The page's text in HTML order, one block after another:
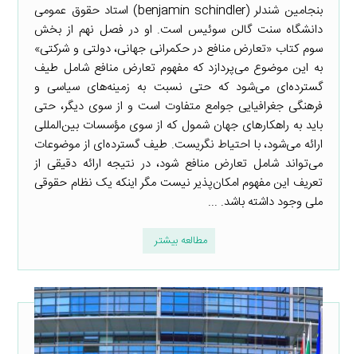
بنجامین شندلر (benjamin schindler) استاد حقوق عمومی
دانشگاه سنت گالن سوئیس است. او در فصل نهم از بخش
سوم کتاب «تعارض منافع در حکمرانی جهانی، دولتی و شرکتی»
به این موضوع می‌پردازد که مفهوم تعارض منافع شامل طیف
گسترده‌ای می‌شود که حتی نسبت به زمینه‌های سیاسی و
فرهنگی جغرافیایی جوامع متفاوت است و از سوی دیگر، حتی
باید به راهکارهای جهان شمول که از سوی مؤسسات بین‌المللی
ارائه می‌شود، با احتیاط نگریست. طیف گسترده‌ای از موضوعات
می‌تواند شامل تعارض منافع شود، در نتیجه ارائه دقیقی از
تعریف این مفهوم امکان‌پذیر نیست مگر اینکه یک نظام حقوقی
ملی وجود داشته باشد. ...
مطالعه بیشتر